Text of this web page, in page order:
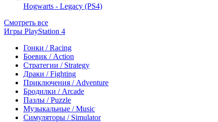
Hogwarts - Legacy (PS4)
Смотреть все
Игры PlayStation 4
Гонки / Racing
Боевик / Action
Стратегии / Strategy
Драки / Fighting
Приключения / Adventure
Бродилки / Arcade
Пазлы / Puzzle
Музыкальные / Music
Симуляторы / Simulator